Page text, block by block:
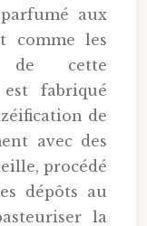
aux
comme les
de cette
est fabriqué
de
avec des
procédé
dépôts au
la